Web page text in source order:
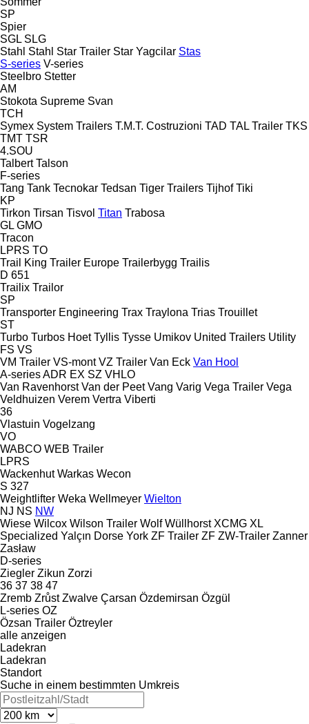
SP
Spier
SGL SLG
Stahl Stahl Star Trailer Star Yagcilar Stas
S-series V-series
Steelbro Stetter
AM
Stokota Supreme Svan
TCH
Symex System Trailers T.M.T. Costruzioni TAD TAL Trailer TKS
TMT TSR
4.SOU
Talbert Talson
F-series
Tang Tank Tecnokar Tedsan Tiger Trailers Tijhof Tiki
KP
Tirkon Tirsan Tisvol Titan Trabosa
GL GMO
Tracon
LPRS TO
Trail King Trailer Europe Trailerbygg Trailis
D 651
Trailix Trailor
SP
Transporter Engineering Trax Traylona Trias Trouillet
ST
Turbo Turbos Hoet Tyllis Tysse Umikov United Trailers Utility
FS VS
VM Trailer VS-mont VZ Trailer Van Eck Van Hool
A-seriesADR EX SZ VHLO
Van Ravenhorst Van der Peet Vang Varig Vega Trailer Vega
Veldhuizen Verem Vertra Viberti
36
Vlastuin Vogelzang
VO
WABCO WEB Trailer
LPRS
Wackenhut Warkas Wecon
S 327
Weightlifter Weka Wellmeyer Wielton
NJ NS NW
Wiese Wilcox Wilson Trailer Wolf Wüllhorst XCMG XL
Specialized Yalçın Dorse York ZF Trailer ZF ZW-Trailer Zanner
Zasław
D-series
Ziegler Zikun Zorzi
36 37 38 47
Zremb Zrůst Zwalve Çarsan Özdemirsan Özgül
L-series OZ
Özsan Trailer Öztreyler
alle anzeigen
Ladekran
Ladekran
Standort
Suche in einem bestimmten Umkreis